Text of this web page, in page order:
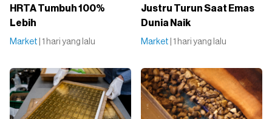
HRTA Tumbuh 100%
Lebih
Market | 1 hari yang lalu
Justru Turun Saat Emas
Dunia Naik
Market | 1 hari yang lalu